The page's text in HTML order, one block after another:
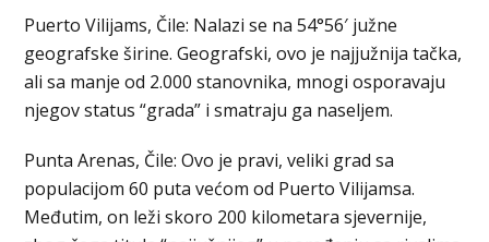
Puerto Vilijams, Čile: Nalazi se na 54°56′ južne
geografske širine. Geografski, ovo je najjužnija tačka,
ali sa manje od 2.000 stanovnika, mnogi osporavaju
njegov status “grada” i smatraju ga naseljem.
Punta Arenas, Čile: Ovo je pravi, veliki grad sa
populacijom 60 puta većom od Puerto Vilijamsa.
Međutim, on leži skoro 200 kilometara sjevernije,